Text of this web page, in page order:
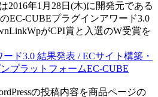
2016年1月28日(木)に開発元である
EC-CUBEプラグインアワード3.0
がCPI賞と入選のW受賞を
ド3.0 結果発表 / ECサイト構築・
プラットフォームEC-CUBE
の投稿内容を商品ページの